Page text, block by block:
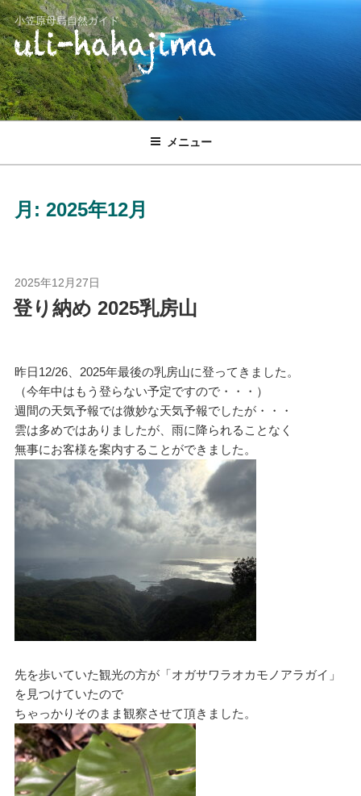
コ
ン
テ
ン
ツ
へ
ス
ッ
小笠原母島自然ガイド
メニュー
月: 2025年12月
投
稿
日:
2025年12月27日
登り納め 2025乳房山
昨日12/26、2025年最後の乳房山に登ってきました。
（今年中はもう登らない予定ですので・・・）
週間の天気予報では微妙な天気予報でしたが・・・
雲は多めではありましたが、雨に降られることなく
無事にお客様を案内することができました。
先を歩いていた観光の方が「オガサワラオカモノアラガイ」
を見つけていたので
ちゃっかりそのまま観察させて頂きました。